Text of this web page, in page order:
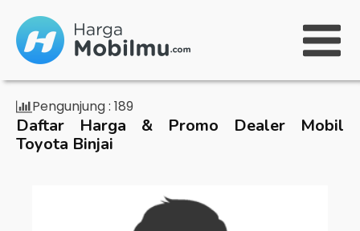
Pengunjung : 189
Daftar Harga & Promo Dealer Mobil
Toyota Binjai